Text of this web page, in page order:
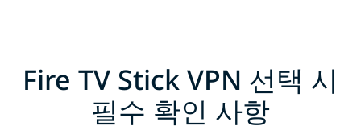
Fire TV Stick VPN 선택 시
필수 확인 사항